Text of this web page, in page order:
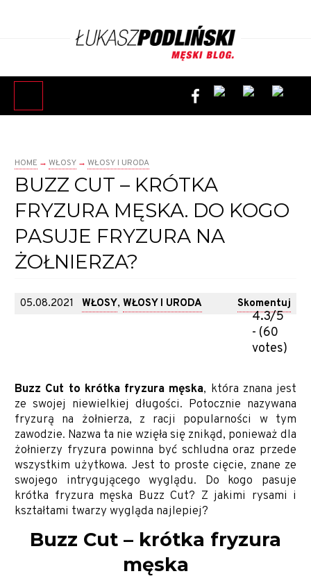
HOME → WŁOSY → WŁOSY I URODA
BUZZ CUT – KRÓTKA
FRYZURA MĘSKA. DO KOGO
PASUJE FRYZURA NA
ŻOŁNIERZA?
05.08.2021 WŁOSY,WŁOSY I URODA Skomentuj
4.3/5
- (60
votes)
Buzz Cut to krótka fryzura męska, która znana jest
ze swojej niewielkiej długości. Potocznie nazywana
fryzurą na żołnierza, z racji popularności w tym
zawodzie. Nazwa ta nie wzięła się znikąd, ponieważ dla
żołnierzy fryzura powinna być schludna oraz przede
wszystkim użytkowa. Jest to proste cięcie, znane ze
swojego intrygującego wyglądu. Do kogo pasuje
krótka fryzura męska Buzz Cut? Z jakimi rysami i
kształtami twarzy wygląda najlepiej?
Buzz Cut – krótka fryzura
męska